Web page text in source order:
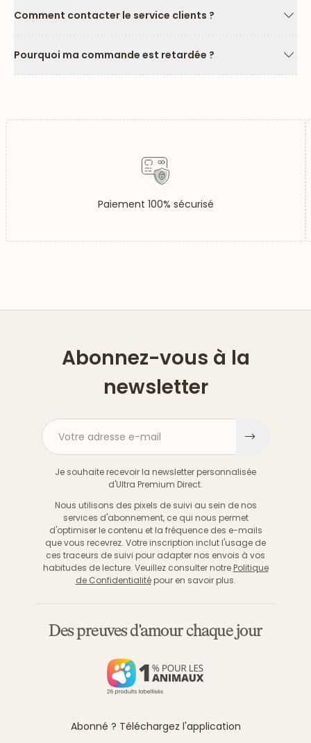
Comment contacter le service clients ?
Pourquoi ma commande est retardée ?
Paiement 100% sécurisé
Abonnez-vous à la
newsletter
Votre adresse e-mail
Je souhaite recevoir la newsletter personnalisée
d'Ultra Premium Direct.
Nous utilisons des pixels de suivi au sein de nos
services d'abonnement, ce qui nous permet
d'optimiser le contenu et la fréquence des e-mails
que vous recevrez. Votre inscription inclut l'usage de
ces traceurs de suivi pour adapter nos envois à vos
habitudes de lecture. Veuillez consulter notre Politique
de Confidentialitépour en savoir plus.
Des preuves d'amour chaque jour
Abonné ? Téléchargez l'application